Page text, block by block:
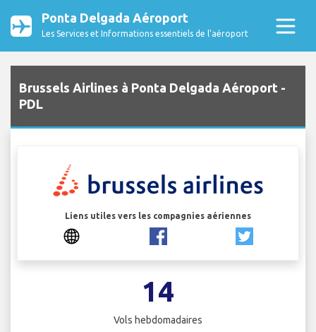
Ponta Delgada Aéroport
Les Services et Informations essentiels de l’aéroport
Brussels Airlines à Ponta Delgada Aéroport -
PDL
Liens utiles vers les compagnies aériennes
14
Vols hebdomadaires